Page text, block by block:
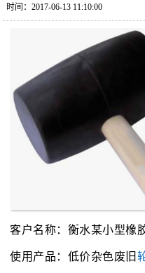
时间：2017-06-13 11:10:00
客户名称：衡水某小型橡
使用产品：低价杂色废旧